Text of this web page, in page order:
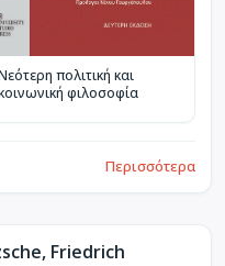
πολιτική και
φιλοσοφία
Περισσότερα
Friedrich